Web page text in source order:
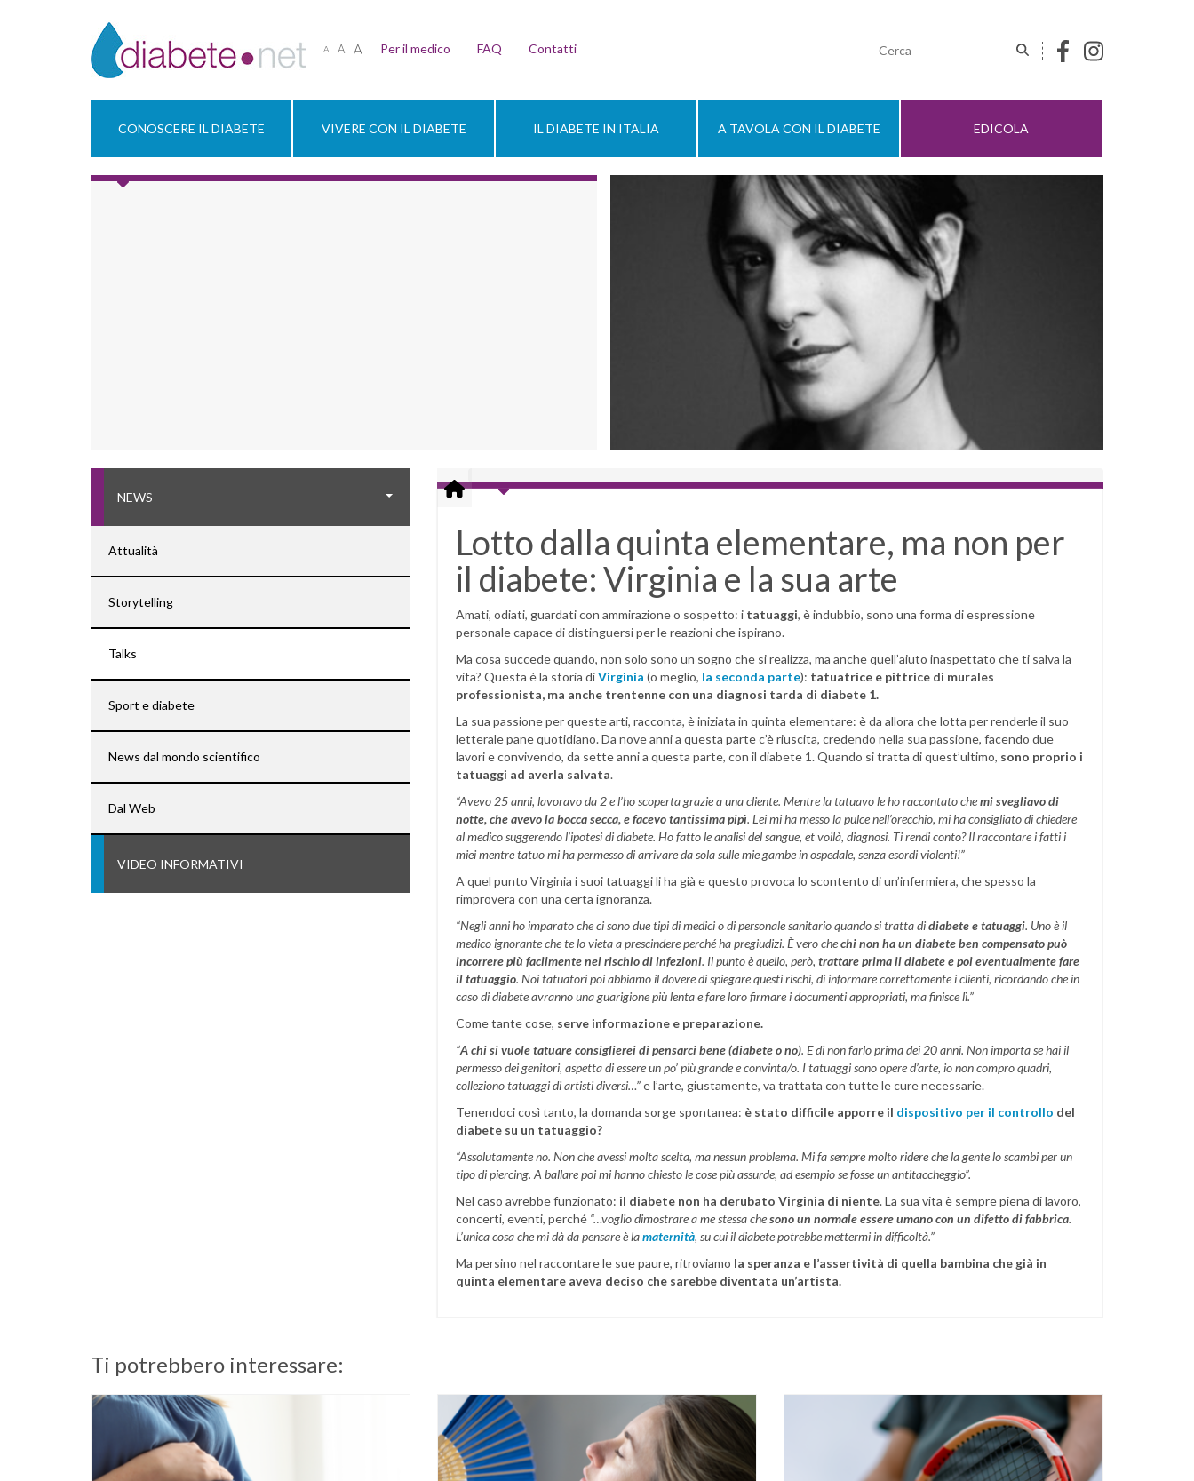
A A A Per il medico FAQ Contatti
CONOSCERE IL DIABETE VIVERE CON IL DIABETE IL DIABETE IN ITALIA A TAVOLA CON IL DIABETE EDICOLA
NEWS
Attualità
Storytelling
Talks
Sport e diabete
News dal mondo scientifico
Dal Web
VIDEO INFORMATIVI
Lotto dalla quinta elementare, ma non per
il diabete: Virginia e la sua arte
Amati, odiati, guardati con ammirazione o sospetto: i tatuaggi, è indubbio, sono una forma di espressione
personale capace di distinguersi per le reazioni che ispirano.
Ma cosa succede quando, non solo sono un sogno che si realizza, ma anche quell’aiuto inaspettato che ti salva la
vita? Questa è la storia diVirginia (o meglio, la seconda parte): tatuatrice e pittrice di murales
professionista, ma anche trentenne con una diagnosi tarda di diabete 1.
La sua passione per queste arti, racconta, è iniziata in quinta elementare: è da allora che lotta per renderle il suo
letterale pane quotidiano. Da nove anni a questa parte c’è riuscita, credendo nella sua passione, facendo due
lavori e convivendo, da sette anni a questa parte, con il diabete 1. Quando si tratta di quest’ultimo, sono proprio i
tatuaggi ad averla salvata.
“Avevo 25 anni, lavoravo da 2 e l’ho scoperta grazie a una cliente. Mentre la tatuavo le ho raccontato chemi svegliavo di
notte, che avevo la bocca secca, e facevo tantissima pipì. Lei mi ha messo la pulce nell’orecchio, mi ha consigliato di chiedere
al medico suggerendo l’ipotesi di diabete. Ho fatto le analisi del sangue, et voilà, diagnosi. Ti rendi conto? Il raccontare i fatti i
miei mentre tatuo mi ha permesso di arrivare da sola sulle mie gambe in ospedale, senza esordi violenti!”
A quel punto Virginia i suoi tatuaggi li ha già e questo provoca lo scontento di un’infermiera, che spesso la
rimprovera con una certa ignoranza.
“Negli anni ho imparato che ci sono due tipi di medici o di personale sanitario quando si tratta didiabete e tatuaggi. Uno è il
medico ignorante che te lo vieta a prescindere perché ha pregiudizi. È vero chechi non ha un diabete ben compensato può
incorrere più facilmente nel rischio di infezioni. Il punto è quello, però, trattare prima il diabete e poi eventualmente fare
il tatuaggio. Noi tatuatori poi abbiamo il dovere di spiegare questi rischi, di informare correttamente i clienti, ricordando che in
caso di diabete avranno una guarigione più lenta e fare loro firmare i documenti appropriati, ma finisce lì.”
Come tante cose, serve informazione e preparazione.
“A chi si vuole tatuare consiglierei di pensarci bene (diabete o no). E di non farlo prima dei 20 anni. Non importa se hai il
permesso dei genitori, aspetta di essere un po’ più grande e convinta/o. I tatuaggi sono opere d’arte, io non compro quadri,
colleziono tatuaggi di artisti diversi…”e l’arte, giustamente, va trattata con tutte le cure necessarie.
Tenendoci così tanto, la domanda sorge spontanea: è stato difficile apporre il dispositivo per il controllo del
diabete su un tatuaggio?
“Assolutamente no. Non che avessi molta scelta, ma nessun problema. Mi fa sempre molto ridere che la gente lo scambi per un
tipo di piercing. A ballare poi mi hanno chiesto le cose più assurde, ad esempio se fosse un antitaccheggio”.
Nel caso avrebbe funzionato: il diabete non ha derubato Virginia di niente. La sua vita è sempre piena di lavoro,
concerti, eventi, perché “…voglio dimostrare a me stessa chesono un normale essere umano con un difetto di fabbrica.
L’unica cosa che mi dà da pensare è lamaternità, su cui il diabete potrebbe mettermi in difficoltà.”
Ma persino nel raccontare le sue paure, ritroviamo la speranza e l’assertività di quella bambina che già in
quinta elementare aveva deciso che sarebbe diventata un’artista.
Ti potrebbero interessare: